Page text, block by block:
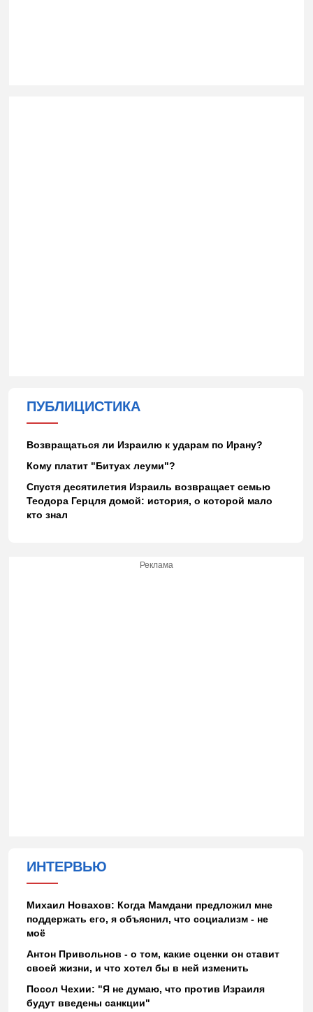
ПУБЛИЦИСТИКА
Возвращаться ли Израилю к ударам по Ирану?
Кому платит "Битуах леуми"?
Спустя десятилетия Израиль возвращает семью
Теодора Герцля домой: история, о которой мало
кто знал
Реклама
ИНТЕРВЬЮ
Михаил Новахов: Когда Мамдани предложил мне
поддержать его, я объяснил, что социализм - не
моё
Антон Привольнов - о том, какие оценки он ставит
своей жизни, и что хотел бы в ней изменить
Посол Чехии: "Я не думаю, что против Израиля
будут введены санкции"